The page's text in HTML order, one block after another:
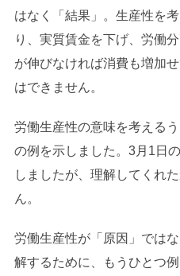
はなく「結果」。生産性を
り、実質賃金を下げ、労働
が伸びなければ消費も増加
はできません。
労働生産性の意味を考える
の例を示しました。3月1日
しましたが、理解してくれ
ん。
労働生産性が「原因」では
解するために、もうひとつ例